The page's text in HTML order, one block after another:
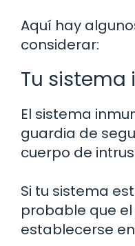
Aquí hay
considerar:
Tu
El sistema
guardia de
cuerpo de
Si tu sistema
probable que
establecerse